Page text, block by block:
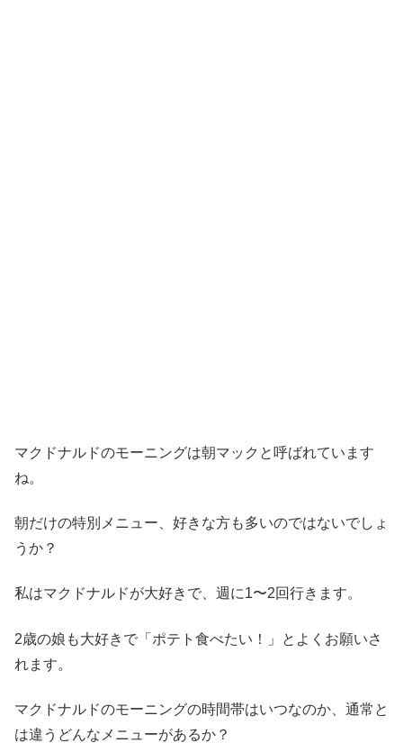
マクドナルドのモーニングは朝マックと呼ばれています
ね。
朝だけの特別メニュー、好きな方も多いのではないでしょ
うか？
私はマクドナルドが大好きで、週に1〜2回行きます。
2歳の娘も大好きで「ポテト食べたい！」とよくお願いさ
れます。
マクドナルドのモーニングの時間帯はいつなのか、通常と
は違うどんなメニューがあるか？